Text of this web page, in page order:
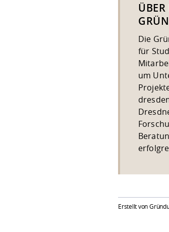
Die
für
um
Erstellt von